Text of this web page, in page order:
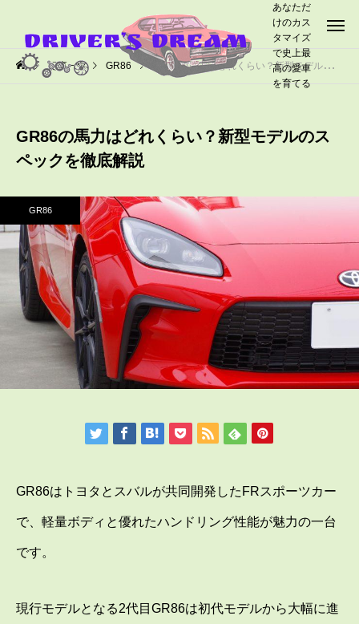
あなただ
けのカス
タマイズ
で史上最
高の愛車
を育てる
記事一覧 GR86 GR86の馬力はどれくらい？新型モデルのスペックを徹底解説
GR86の馬力はどれくらい？新型モデルのス
ペックを徹底解説
GR86
GR86はトヨタとスバルが共同開発したFRスポーツカー
で、軽量ボディと優れたハンドリング性能が魅力の一台
です。
現行モデルとなる2代目GR86は初代モデルから大幅に進